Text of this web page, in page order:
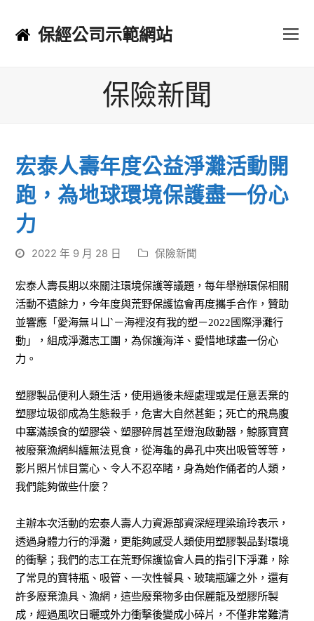
保經公司示範網站
保險新聞
宏泰人壽年度公益淨灘活動開
跑，為地球環境保護盡一份心
力
2022 年 9 月 28 日 保險新聞
宏泰人壽長期以來關注環境保護等議題，每年舉辦環保相關
活動不遺餘力，今年度與荒野保護協會再度攜手合作，贊助
並響應「愛海無ㄐㄩˋ－海裡沒有我的塑－2022國際淨灘行
動」，組成淨灘志工團，為保護海洋、愛惜地球盡一份心
力。
塑膠製品便利人類生活，使用過後未經處理或是任意丟棄的
塑膠垃圾卻成為生態殺手，危害大自然甚鉅；死亡的飛鳥腹
中塞滿誤食的塑膠袋、塑膠碎屑甚至燈泡啟動器，鯨豚寶寶
被廢棄漁網糾纏無法覓食，從海龜的鼻孔中夾出吸管等等，
影片照片怵目驚心、令人不忍卒睹，身為始作俑者的人類，
我們能夠做些什麼？
主辦本次活動的宏泰人壽人力資源部資深經理梁瑜玲表示，
透過身體力行的淨灘，更能夠感受人類使用塑膠製品對環境
的衝擊；我們的志工在荒野保護協會人員的指引下淨灘，除
了常見的寶特瓶、吸管、一次性餐具、玻璃瓶罐之外，還有
許多廢棄漁具、漁網，這些廢棄物多由保麗龍及塑膠所製
成，經過風吹日曬或外力衝擊後變成小碎片，不僅非常難清